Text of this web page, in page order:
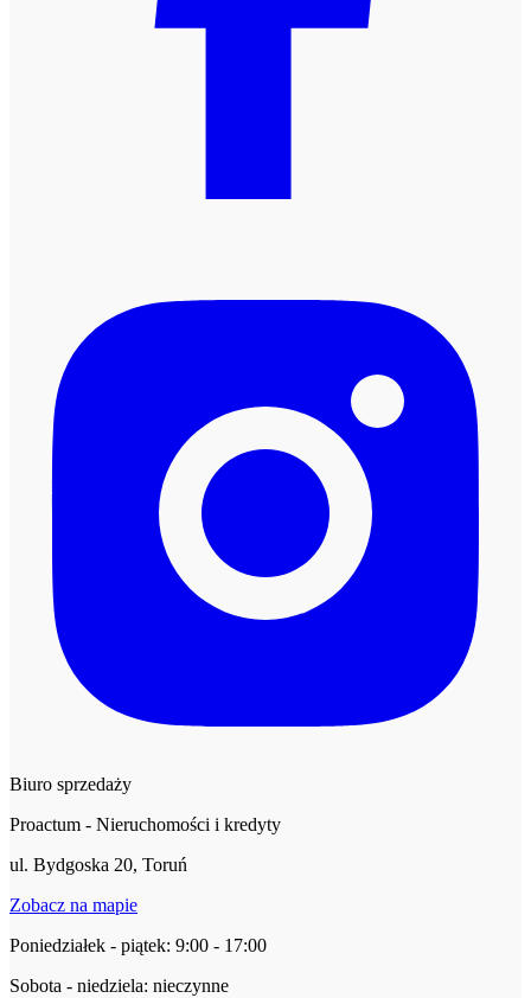
Biuro sprzedaży
Proactum - Nieruchomości i kredyty
ul. Bydgoska 20, Toruń
Zobacz na mapie
Poniedziałek - piątek: 9:00 - 17:00
Sobota - niedziela: nieczynne